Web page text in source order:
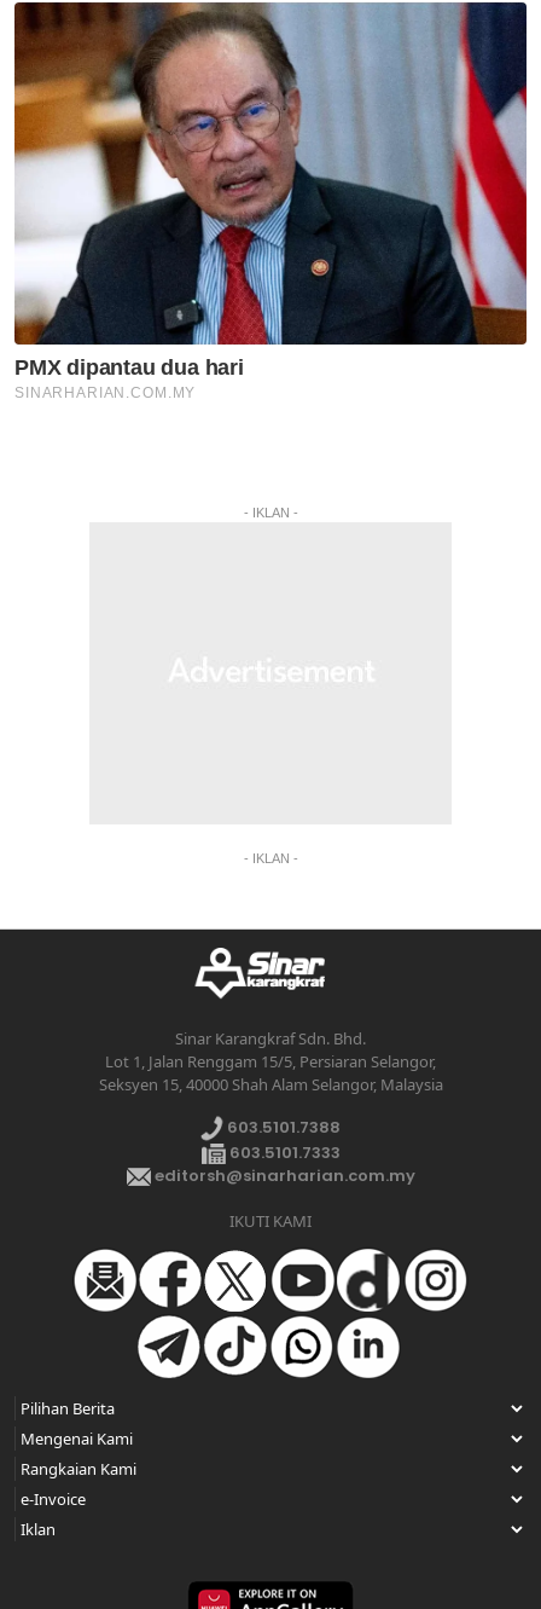
- IKLAN -
- IKLAN -
Sinar Karangkraf Sdn. Bhd.
Lot 1, Jalan Renggam 15/5, Persiaran Selangor,
Seksyen 15, 40000 Shah Alam Selangor, Malaysia
603.5101.7388
603.5101.7333
editorsh@sinarharian.com.my
IKUTI KAMI